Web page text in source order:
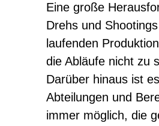
Eine große
Drehs und
laufenden
die Abläufe nicht zu
Darüber hinaus ist
Abteilungen und
immer möglich, die